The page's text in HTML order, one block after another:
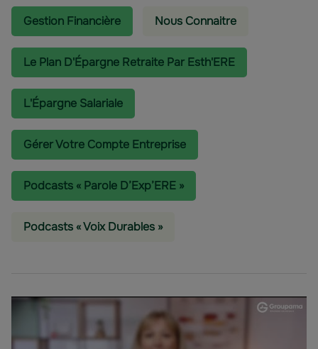
Gestion Financière Nous Connaitre
Le Plan D'Épargne Retraite Par Esth'ERE
L'épargne Salariale
Gérer Votre Compte Entreprise
Podcasts « Parole D’Exp’ERE »
Podcasts « Voix Durables »